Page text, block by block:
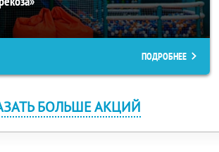
ПОДРОБНЕЕ
БОЛЬШЕ АКЦИЙ